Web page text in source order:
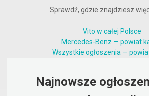
Sprawdź, gdzie znajdziesz
Vito w całej Polsce
Mercedes-Benz — powiat
Wszystkie ogłoszenia —
Najnowsze